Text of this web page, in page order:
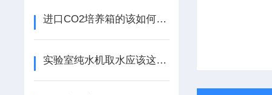
进口CO2培养箱的该如何使用
实验室纯水机取水应该这样做